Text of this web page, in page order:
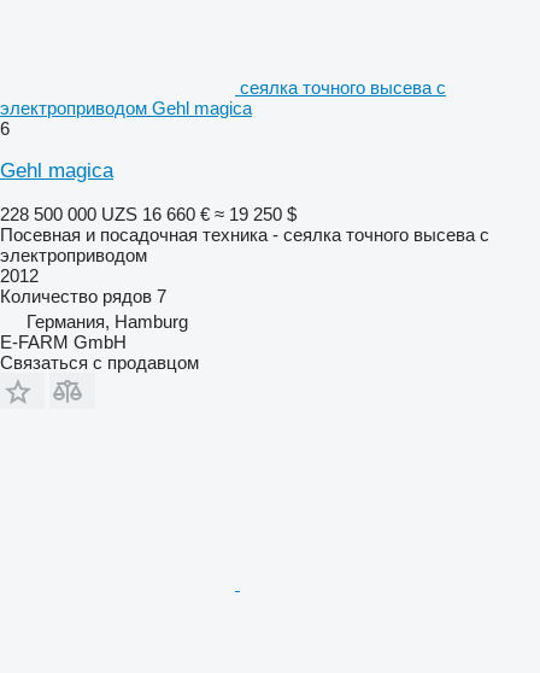
сеялка точного высева с
электроприводом Gehl magica
6
Gehl magica
228 500 000 UZS 16 660 € ≈ 19 250 $
Посевная и посадочная техника - сеялка точного высева с
электроприводом
2012
Количество рядов 7
Германия, Hamburg
E-FARM GmbH
Связаться с продавцом